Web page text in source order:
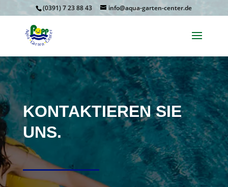
(0391) 7 23 88 43 info@aqua-garten-center.de
KONTAKTIEREN SIE
UNS.